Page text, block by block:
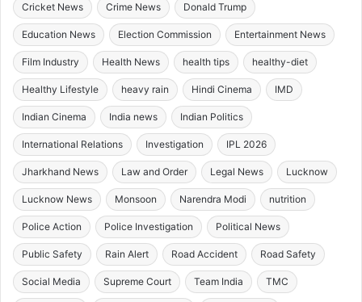
Cricket News Crime News Donald Trump
Education News Election Commission Entertainment News
Film Industry Health News health tips healthy-diet
Healthy Lifestyle heavy rain Hindi Cinema IMD
Indian Cinema India news Indian Politics
International Relations Investigation IPL 2026
Jharkhand News Law and Order Legal News Lucknow
Lucknow News Monsoon Narendra Modi nutrition
Police Action Police Investigation Political News
Public Safety Rain Alert Road Accident Road Safety
Social Media Supreme Court Team India TMC